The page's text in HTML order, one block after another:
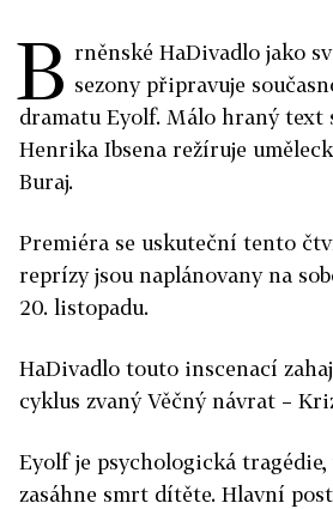
B rněnské HaDivadlo jako
sezony připravuje
dramatu Eyolf. Málo hraný text
Henrika Ibsena režíruje
Buraj.
Premiéra se uskuteční tento
reprízy jsou naplánovany na
20. listopadu.
HaDivadlo touto inscenací
cyklus zvaný Věčný návrat –
Eyolf je psychologická
zasáhne smrt dítěte. Hlavní